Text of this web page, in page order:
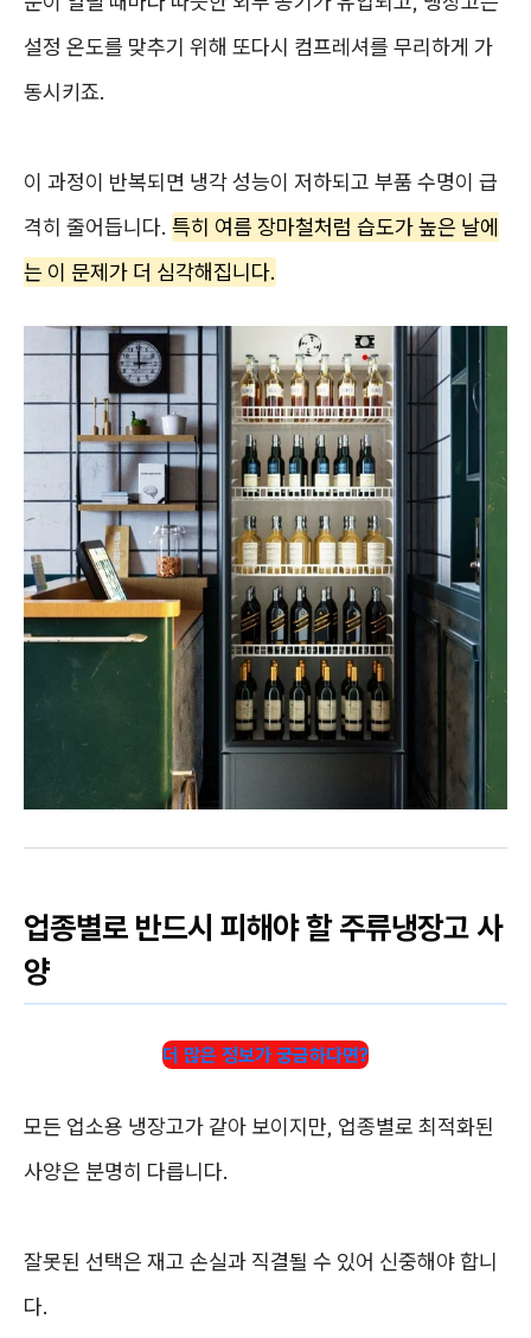
설정 온도를 맞추기 위해 또다시 컴프레셔를 무리하게 가
동시키죠.
이 과정이 반복되면 냉각 성능이 저하되고 부품 수명이 급
격히 줄어듭니다. 특히 여름 장마철처럼 습도가 높은 날에
는 이 문제가 더 심각해집니다.
업종별로 반드시 피해야 할 주류냉장고 사
양
더 많은 정보가 궁금하다면?
모든 업소용 냉장고가 같아 보이지만, 업종별로 최적화된
사양은 분명히 다릅니다.
잘못된 선택은 재고 손실과 직결될 수 있어 신중해야 합니
다.